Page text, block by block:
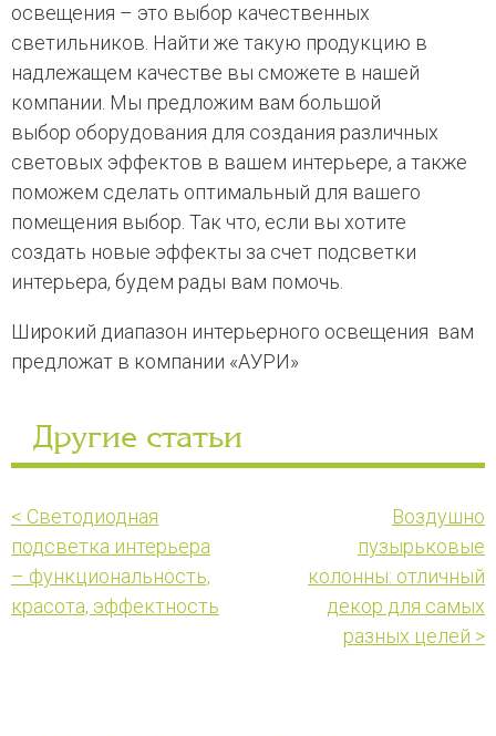
освещения – это выбор качественных
светильников. Найти же такую продукцию в
надлежащем качестве вы сможете в нашей
компании. Мы предложим вам большой
выбор оборудования для создания различных
световых эффектов в вашем интерьере, а также
поможем сделать оптимальный для вашего
помещения выбор. Так что, если вы хотите
создать новые эффекты за счет подсветки
интерьера, будем рады вам помочь.
Широкий диапазон интерьерного освещения вам
предложат в компании «АУРИ»
Другие статьи
< Светодиодная
подсветка интерьера
– функциональность,
красота, эффектность
Воздушно
пузырьковые
колонны: отличный
декор для самых
разных целей >